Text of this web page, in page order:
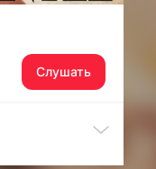
Слушать